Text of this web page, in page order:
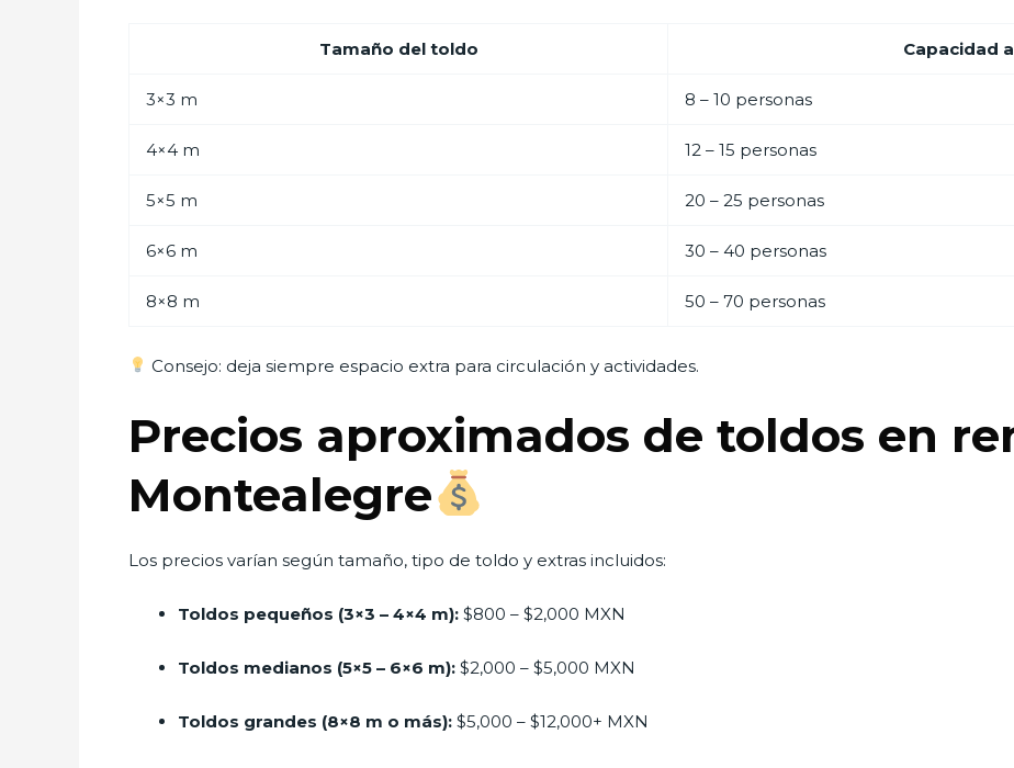
Tamaño del toldo Capacidad
3×3 m 8 – 10 personas
4×4 m 12 – 15 personas
5×5 m 20 – 25 personas
6×6 m 30 – 40 personas
8×8 m 50 – 70 personas
Consejo: deja siempre espacio extra para circulación y actividades.
Precios aproximados de toldos en
Montealegre
Los precios varían según tamaño, tipo de toldo y extras incluidos:
Toldos pequeños (3×3 – 4×4 m): $800 – $2,000 MXN
Toldos medianos (5×5 – 6×6 m): $2,000 – $5,000 MXN
Toldos grandes (8×8 m o más): $5,000 – $12,000+ MXN